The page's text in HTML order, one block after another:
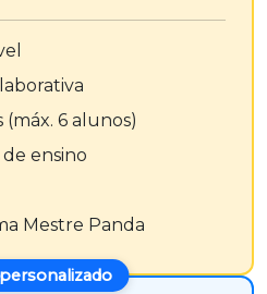
6 alunos)
ensino
Mestre Panda